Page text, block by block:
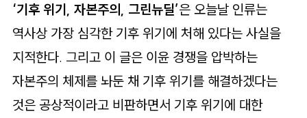
‘기후 위기, 자본주의, 그린뉴딜’은 오늘날 인류는
역사상 가장 심각한 기후 위기에 처해 있다는 사실을
지적한다. 그리고 이 글은 이윤 경쟁을 압박하는
자본주의 체제를 놔둔 채 기후 위기를 해결하겠다는
것은 공상적이라고 비판하면서 기후 위기에 대한